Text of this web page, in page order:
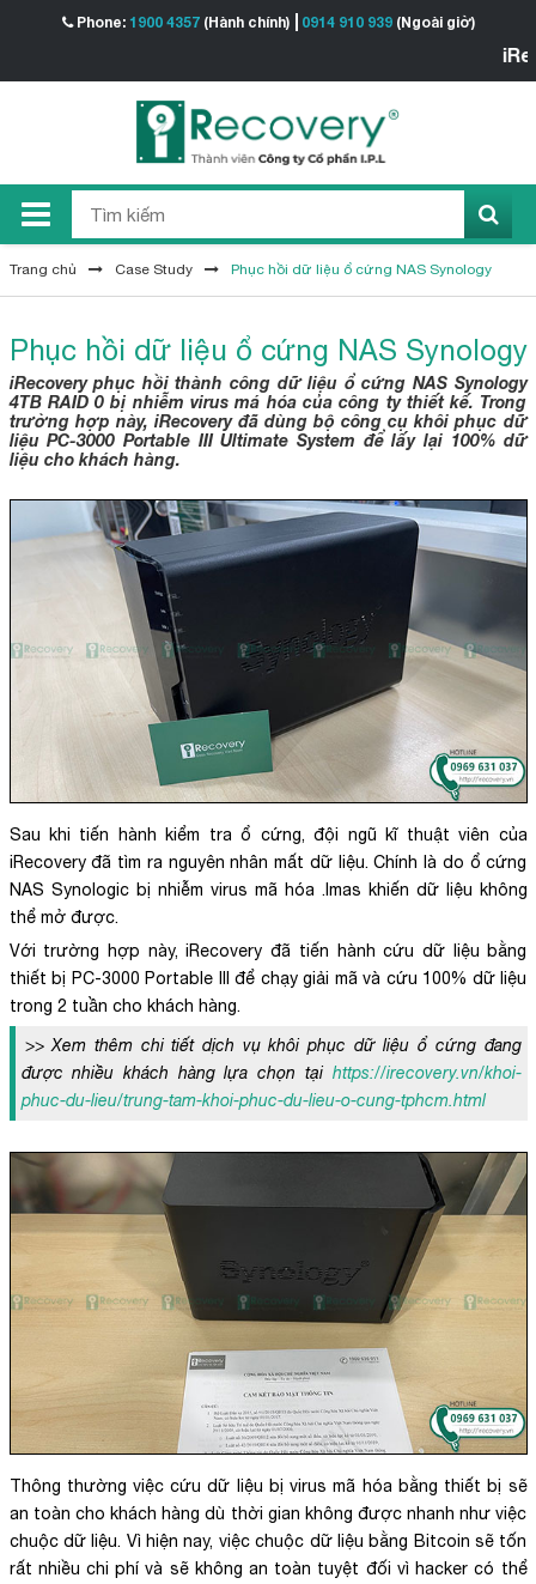
Phone: 1900 4357(Hành chính) 0914 910 939(Ngoài giờ)
Trang chủ Case Study Phục hồi dữ liệu ổ cứng NAS Synology
Phục hồi dữ liệu ổ cứng NAS Synology
iRecovery phục hồi thành công dữ liệu ổ cứng NAS Synology
4TB RAID 0 bị nhiễm virus má hóa của công ty thiết kế. Trong
trường hợp này, iRecovery đã dùng bộ công cụ khôi phục dữ
liệu PC-3000 Portable III Ultimate System để lấy lại 100% dữ
liệu cho khách hàng.
Sau khi tiến hành kiểm tra ổ cứng, đội ngũ kĩ thuật viên của
iRecovery đã tìm ra nguyên nhân mất dữ liệu. Chính là do ổ cứng
NAS Synologic bị nhiễm virus mã hóa .lmas khiến dữ liệu không
thể mở được.
Với trường hợp này, iRecovery đã tiến hành cứu dữ liệu bằng
thiết bị PC-3000 Portable III để chạy giải mã và cứu 100% dữ liệu
trong 2 tuần cho khách hàng.
>> Xem thêm chi tiết dịch vụ khôi phục dữ liệu ổ cứng đang
được nhiều khách hàng lựa chọn tại https://irecovery.vn/khoi-
phuc-du-lieu/trung-tam-khoi-phuc-du-lieu-o-cung-tphcm.html
Thông thường việc cứu dữ liệu bị virus mã hóa bằng thiết bị sẽ
an toàn cho khách hàng dù thời gian không được nhanh như việc
chuộc dữ liệu. Vì hiện nay, việc chuộc dữ liệu bằng Bitcoin sẽ tốn
rất nhiều chi phí và sẽ không an toàn tuyệt đối vì hacker có thể